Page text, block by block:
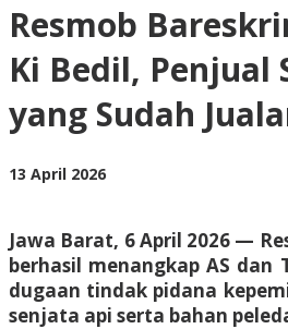
Ki
Penjual
Senpi
Ilegal
yang
Resmob
Ki Bedil, Penjual
yang Sudah
13 April 2026oleh
Jawa Barat, 6 April 2026 —
berhasil menangkap AS dan
dugaan tindak pidana
senjata api serta bahan